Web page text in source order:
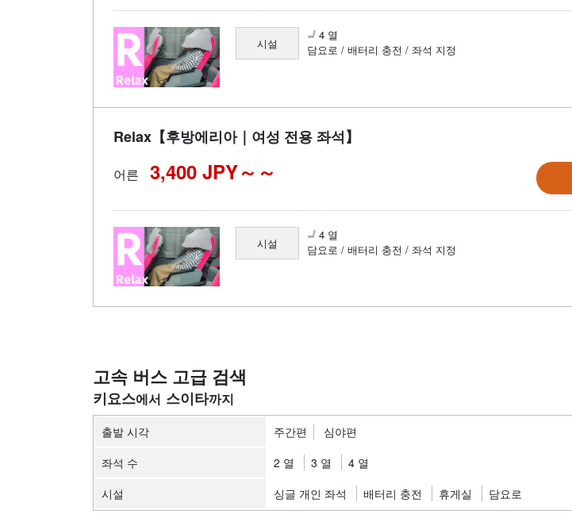
시설
4 열
담요로 / 배터리 충전 / 좌석 지정
Relax【후방에리아｜여성 전용 좌석】
어른 3,400 JPY～
시설
4 열
담요로 / 배터리 충전 / 좌석 지정
고속 버스 고급 검색
키요스 스이타
출발 시각 주간편
심야편
좌석 수
2 열 3 열
4 열
시설
싱글 개인 좌석 배터리 충전 휴게실 담요로